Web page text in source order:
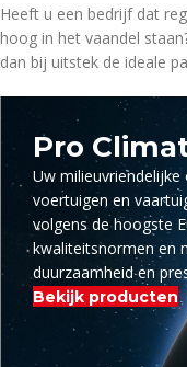
Heeft u een bedrijf dat
hoog in het vaandel
dan bij uitstek de ideale
Pro
Uw
voertuigen en
volgens de hoogste
kwaliteitsnormen en
duurzaamheid en
Bekijk producten